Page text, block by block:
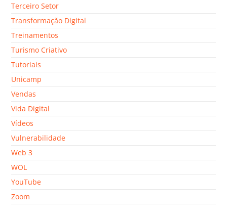
Terceiro Setor
Transformação Digital
Treinamentos
Turismo Criativo
Tutoriais
Unicamp
Vendas
Vida Digital
Vídeos
Vulnerabilidade
Web 3
WOL
YouTube
Zoom